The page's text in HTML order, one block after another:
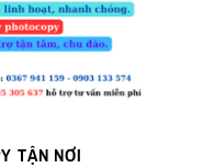
TẬN NƠI